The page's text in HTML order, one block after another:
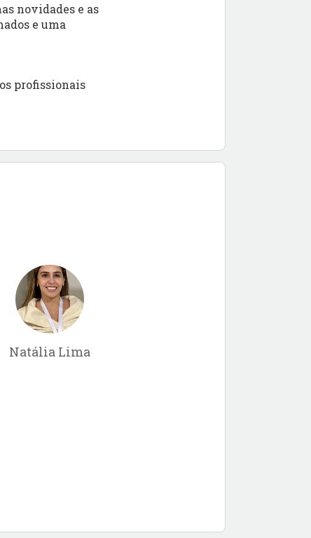
novidades e as
e uma
profissionais
Natália Lima